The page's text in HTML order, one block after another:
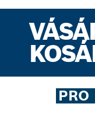
PRO